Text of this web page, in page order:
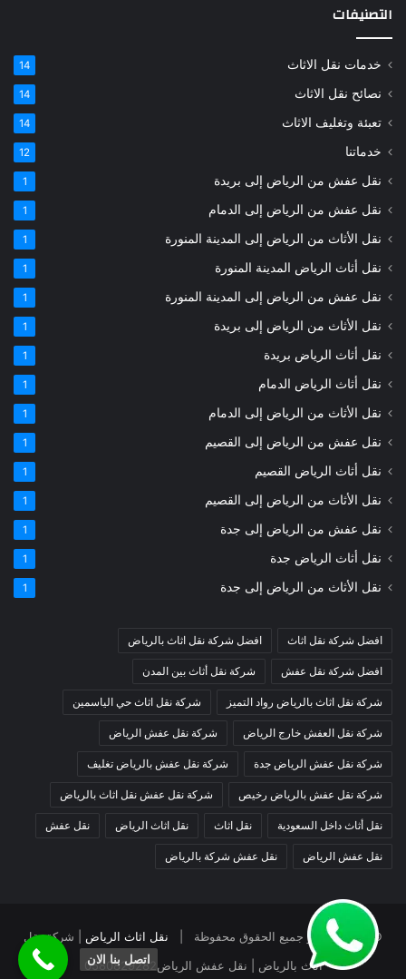
التصنيفات
خدمات نقل الاثاث 14
نصائح نقل الاثاث 14
تعبئة وتغليف الاثاث 14
خدماتنا 12
نقل عفش من الرياض إلى بريدة 1
نقل عفش من الرياض إلى الدمام 1
نقل الأثاث من الرياض إلى المدينة المنورة 1
نقل أثاث الرياض المدينة المنورة 1
نقل عفش من الرياض إلى المدينة المنورة 1
نقل الأثاث من الرياض إلى بريدة 1
نقل أثاث الرياض بريدة 1
نقل أثاث الرياض الدمام 1
نقل الأثاث من الرياض إلى الدمام 1
نقل عفش من الرياض إلى القصيم 1
نقل أثاث الرياض القصيم 1
نقل الأثاث من الرياض إلى القصيم 1
نقل عفش من الرياض إلى جدة 1
نقل أثاث الرياض جدة 1
نقل الأثاث من الرياض إلى جدة 1
افضل شركة نقل اثاث افضل شركة نقل اثاث بالرياض
افضل شركة نقل عفش شركة نقل أثاث بين المدن
شركة نقل اثاث بالرياض رواد التميز شركة نقل اثاث حي الياسمين
شركة نقل العفش خارج الرياض شركة نقل عفش الرياض
شركة نقل عفش الرياض جدة شركة نقل عفش بالرياض تغليف
شركة نقل عفش بالرياض رخيص شركة نقل عفش نقل اثاث بالرياض
نقل أثاث داخل السعودية نقل اثاث نقل اثاث الرياض نقل عفش
نقل عفش الرياض نقل عفش شركة بالرياض
© حقوق النشر جميع الحقوق محفوظة | نقل اثاث الرياض | شركة نقل
اثاث بالرياض | نقل عفش الرياض 0580829282
اتصل بنا الان